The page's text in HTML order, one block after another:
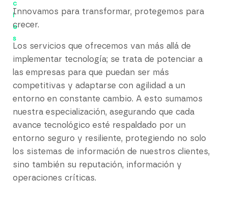
c
i
o
s
Innovamos para transformar, protegemos para
crecer.
Los servicios que ofrecemos van más allá de
implementar tecnología; se trata de potenciar a
las empresas para que puedan ser más
competitivas y adaptarse con agilidad a un
entorno en constante cambio. A esto sumamos
nuestra especialización, asegurando que cada
avance tecnológico esté respaldado por un
entorno seguro y resiliente, protegiendo no solo
los sistemas de información de nuestros clientes,
sino también su reputación, información y
operaciones críticas.